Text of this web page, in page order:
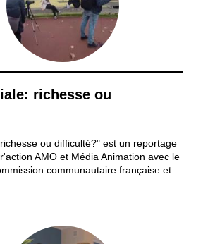
richesse ou
ou difficulté?" est un reportage
AMO et Média Animation avec le
communautaire française et
2004 relatif à la cohésion sociale